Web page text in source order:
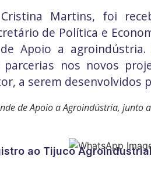
Martins, foi
de Política e
Apoio a
nos novos
a serem desenvolvidos
de Apoio a Agroindústria, junto
ao Tijuco